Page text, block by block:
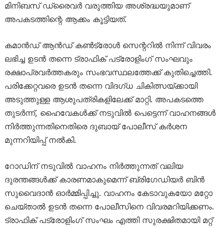
മിനിബസ് ഡ്രൈവർ വരുത്തിയ അശ്രദ്ധയുമാണ്
അപകടത്തിന്റെ ആക്കം കൂട്ടിയത്.
കമാൻഡ് ആൻഡ് കൺട്രോൾ സെന്ററിൽ നിന്ന് വിവരം
ലഭിച്ച ഉടൻ തന്നെ ട്രാഫിക് പട്രോളിംഗ് സംഘവും
രക്ഷാപ്രവർത്തകരും സംഭവസ്ഥലത്തേക്ക് കുതിച്ചെത്തി.
പരിക്കേറ്റവരെ ഉടൻ തന്നെ വിദഗ്ധ ചികിത്സയ്ക്കായി
അടുത്തുള്ള ആശുപത്രികളിലേക്ക് മാറ്റി. അപകടത്തെ
തുടർന്ന്, ഹൈവേകൾക്ക് നടുവിൽ പെട്ടെന്ന് വാഹനങ്ങൾ
നിർത്തുന്നതിനെതിരെ ദുബായ് പോലീസ് കർശന
മുന്നറിയിപ്പ് നൽകി.
റോഡിന് നടുവിൽ വാഹനം നിർത്തുന്നത് വലിയ
ദുരന്തങ്ങൾക്ക് കാരണമാകുമെന്ന് ബ്രിഗേഡിയർ ബിൻ
സുവൈദാൻ ഓർമ്മിപ്പിച്ചു. വാഹനം കേടാവുകയോ മറ്റോ
ചെയ്താൽ ഉടൻ തന്നെ പോലീസിനെ വിവരമറിയിക്കണം.
ട്രാഫിക് പട്രോളിംഗ് സംഘം എത്തി സുരക്ഷിതമായി മറ്റ്